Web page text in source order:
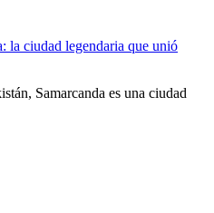
la ciudad legendaria que unió
Samarcanda es una ciudad